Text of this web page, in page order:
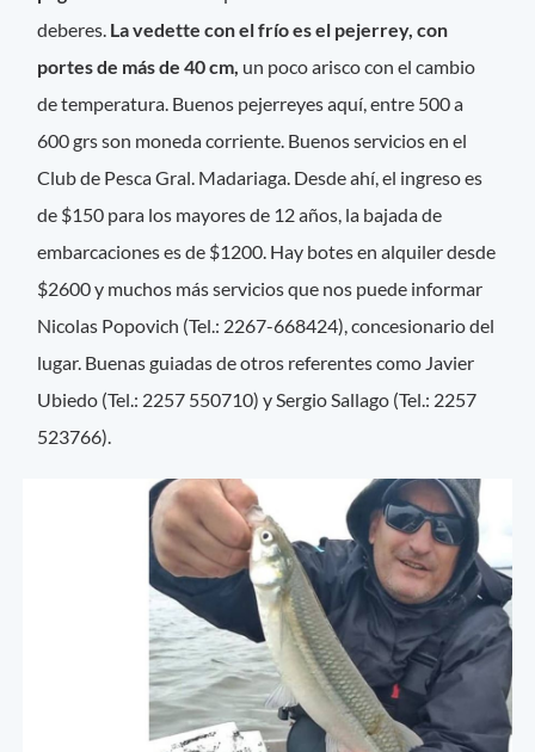
deberes. La vedette con el frío es el pejerrey, con
portes de más de 40 cm, un poco arisco con el cambio
de temperatura. Buenos pejerreyes aquí, entre 500 a
600 grs son moneda corriente. Buenos servicios en el
Club de Pesca Gral. Madariaga. Desde ahí, el ingreso es
de $150 para los mayores de 12 años, la bajada de
embarcaciones es de $1200. Hay botes en alquiler desde
$2600 y muchos más servicios que nos puede informar
Nicolas Popovich (Tel.: 2267-668424), concesionario del
lugar. Buenas guiadas de otros referentes como Javier
Ubiedo (Tel.: 2257 550710) y Sergio Sallago (Tel.: 2257
523766).